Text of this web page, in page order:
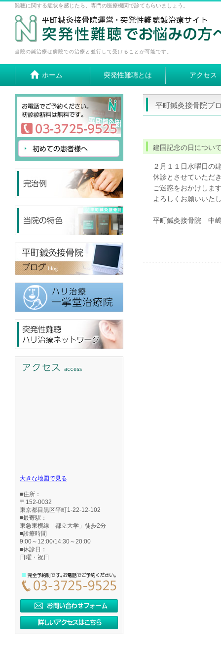
難聴に関する症状を感じたら、専門の医療機関で診てもらいましょう。
当院の鍼治療は病院での治療と並行して受けることが可能です。
ホーム 突発性難聴とは アクセス
平町鍼灸接骨院ブ
建国記念の日につい
２月１１日水曜日の
休診とさせていただ
ご迷惑をおかけしま
よろしくお願いいた
平町鍼灸接骨院 中
大きな地図で見る
■住所：
〒152-0032
東京都目黒区平町1-22-12-102
■最寄駅：
東急東横線「都立大学」徒歩2分
■診療時間
9:00～12:00/14:30～20:00
■休診日：
日曜・祝日